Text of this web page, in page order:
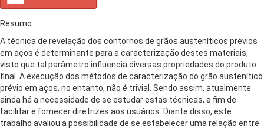
Resumo
A técnica de revelação dos contornos de grãos austeníticos prévios
em aços é determinante para a caracterização destes materiais,
visto que tal parâmetro influencia diversas propriedades do produto
final. A execução dos métodos de caracterização do grão austenítico
prévio em aços, no entanto, não é trivial. Sendo assim, atualmente
ainda há a necessidade de se estudar estas técnicas, a fim de
facilitar e fornecer diretrizes aos usuários. Diante disso, este
trabalho avaliou a possibilidade de se estabelecer uma relação entre